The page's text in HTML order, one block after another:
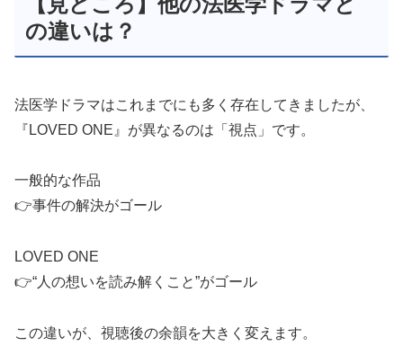
の違いは？
法医学ドラマはこれまでにも多く存在してきましたが、
『LOVED ONE』が異なるのは「視点」です。
一般的な作品
👉事件の解決がゴール
LOVED ONE
👉“人の想いを読み解くこと”がゴール
この違いが、視聴後の余韻を大きく変えます。